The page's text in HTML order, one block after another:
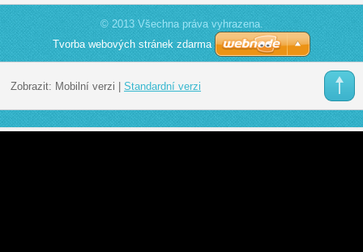
© 2013 Všechna práva vyhrazena.
Tvorba webových stránek zdarma
Zobrazit: Mobilní verzi Standardní verzi